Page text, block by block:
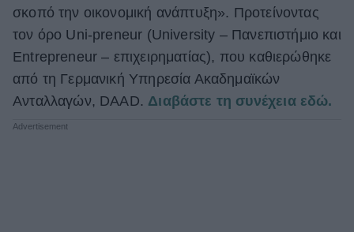
σκοπό την οικονομική ανάπτυξη». Προτείνοντας
τον όρο Uni-preneur (University – Πανεπιστήμιο και
Εntrepreneur – επιχειρηματίας), που καθιερώθηκε
από τη Γερμανική Υπηρεσία Ακαδημαϊκών
Ανταλλαγών, DAAD. Διαβάστε τη συνέχεια εδώ.